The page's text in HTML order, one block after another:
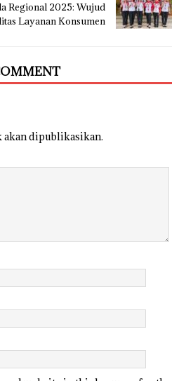
Regional 2025: Wujud
Layanan Konsumen
akan dipublikasikan.